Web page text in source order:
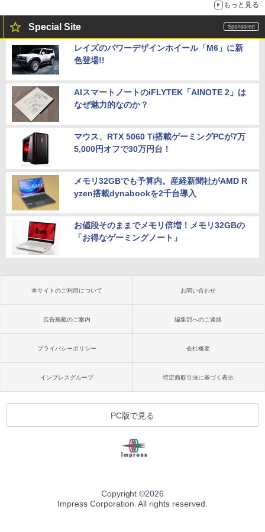
もっと見る
Special Site
レイズのパワーデザインホイール「M6」に新
色登場!!
AIスマートノートのiFLYTEK「AINOTE 2」は
なぜ魅力的なのか？
マウス、RTX 5060 Ti搭載ゲーミングPCが7万
5,000円オフで30万円台！
メモリ32GBでも予算内。産経新聞社がAMD R
yzen搭載dynabookを2千台導入
お値段そのままでメモリ倍増！メモリ32GBの
「お得なゲーミングノート」
本サイトのご利用について お問い合わせ
広告掲載のご案内 編集部へのご連絡
プライバシーポリシー 会社概要
インプレスグループ 特定商取引法に基づく表示
PC版で見る
Copyright ©2026
Impress Corporation. All rights reserved.